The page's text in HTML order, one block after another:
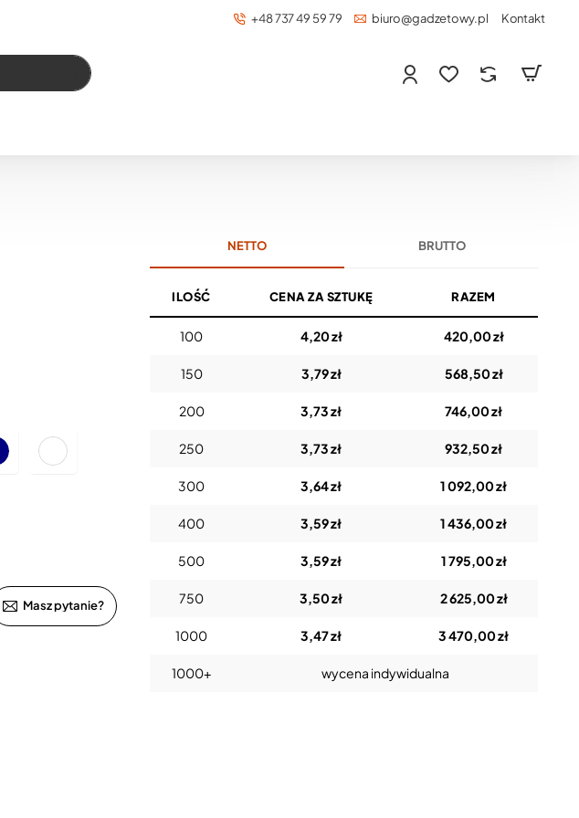
+48 737 49 59 79 biuro@gadzetowy.pl Kontakt
Masz pytanie?
NETTO BRUTTO
ILOŚĆ CENA ZA SZTUKĘ RAZEM
100 4,20 zł 420,00 zł
150 3,79 zł 568,50 zł
200 3,73 zł 746,00 zł
250 3,73 zł 932,50 zł
300 3,64 zł 1 092,00 zł
400 3,59 zł 1 436,00 zł
500 3,59 zł 1 795,00 zł
750 3,50 zł 2 625,00 zł
1000 3,47 zł 3 470,00 zł
1000+ wycena indywidualna